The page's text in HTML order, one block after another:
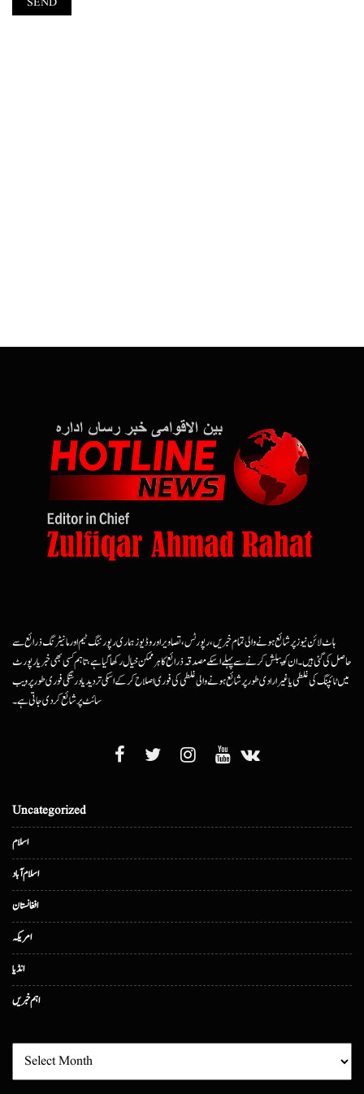
ہاٹ لائن نیوز پر شائع ہونے والی تمام خبریں، رپورٹس، تصاویر اور وڈیوز ہماری رپورٹنگ ٹیم اور مانیٹرنگ ذرائع سے
حاصل کی گئی ہیں۔ ان کو پبلش کرنے سے پہلے اسکے مصدقہ ذرائع کا ہرممکن خیال رکھا گیا ہے، تاہم کسی بھی خبر یا رپورٹ
میں ٹائپنگ کی غلطی یا غیرارادی طور پر شائع ہونے والی غلطی کی فوری اصلاح کرکے اسکی تردید یا درستگی فوری طور پر ویب
سائٹ پر شائع کردی جاتی ہے۔
Uncategorized
اسلام
اسلام آباد
افغانستان
امریکہ
انڈیا
اہم خبریں